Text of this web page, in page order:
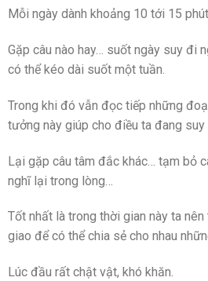
Mỗi ngày dành khoảng 10 tới 15
Gặp câu nào hay… suốt ngày suy đi
có thể kéo dài suốt một tuần.
Trong khi đó vẫn đọc tiếp những
tưởng này giúp cho điều ta đang suy
Lại gặp câu tâm đắc khác… tạm bỏ
nghĩ lại trong lòng…
Tốt nhất là trong thời gian này ta
giao để có thể chia sẻ cho nhau
Lúc đầu rất chật vật, khó khăn.